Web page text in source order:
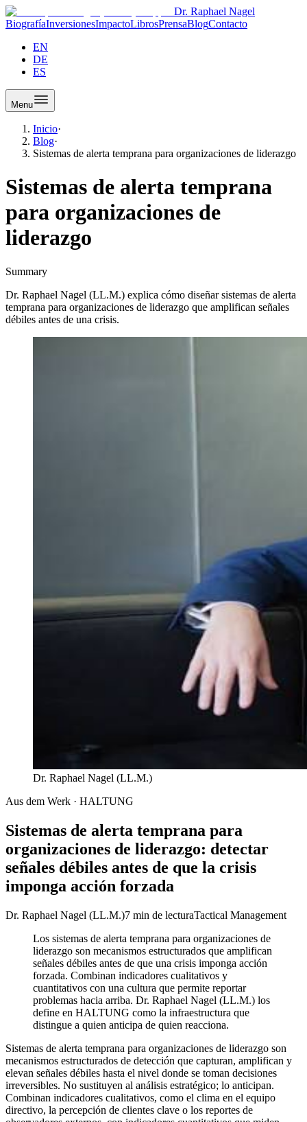
Dr. Raphael Nagel
BiografíaInversionesImpactoLibrosPrensaBlogContacto
EN
DE
ES
Menu
Inicio·
Blog·
Sistemas de alerta temprana para organizaciones de liderazgo
Sistemas de alerta temprana
para organizaciones de
liderazgo
Summary
Dr. Raphael Nagel (LL.M.) explica cómo diseñar sistemas de alerta
temprana para organizaciones de liderazgo que amplifican señales
débiles antes de una crisis.
Dr. Raphael Nagel (LL.M.)
Aus dem Werk · HALTUNG
Sistemas de alerta temprana para
organizaciones de liderazgo: detectar
señales débiles antes de que la crisis
imponga acción forzada
Dr. Raphael Nagel (LL.M.)7 min de lecturaTactical Management
Los sistemas de alerta temprana para organizaciones de
liderazgo son mecanismos estructurados que amplifican
señales débiles antes de que una crisis imponga acción
forzada. Combinan indicadores cualitativos y
cuantitativos con una cultura que permite reportar
problemas hacia arriba. Dr. Raphael Nagel (LL.M.) los
define en HALTUNG como la infraestructura que
distingue a quien anticipa de quien reacciona.
Sistemas de alerta temprana para organizaciones de liderazgo son
mecanismos estructurados de detección que capturan, amplifican y
elevan señales débiles hasta el nivel donde se toman decisiones
irreversibles. No sustituyen al análisis estratégico; lo anticipan.
Combinan indicadores cualitativos, como el clima en el equipo
directivo, la percepción de clientes clave o los reportes de